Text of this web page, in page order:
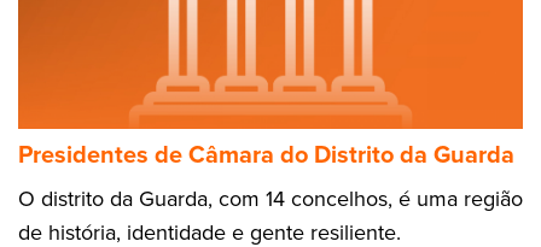
Presidentes de Câmara do Distrito da Guarda
O distrito da Guarda, com 14 concelhos, é uma região
de história, identidade e gente resiliente.